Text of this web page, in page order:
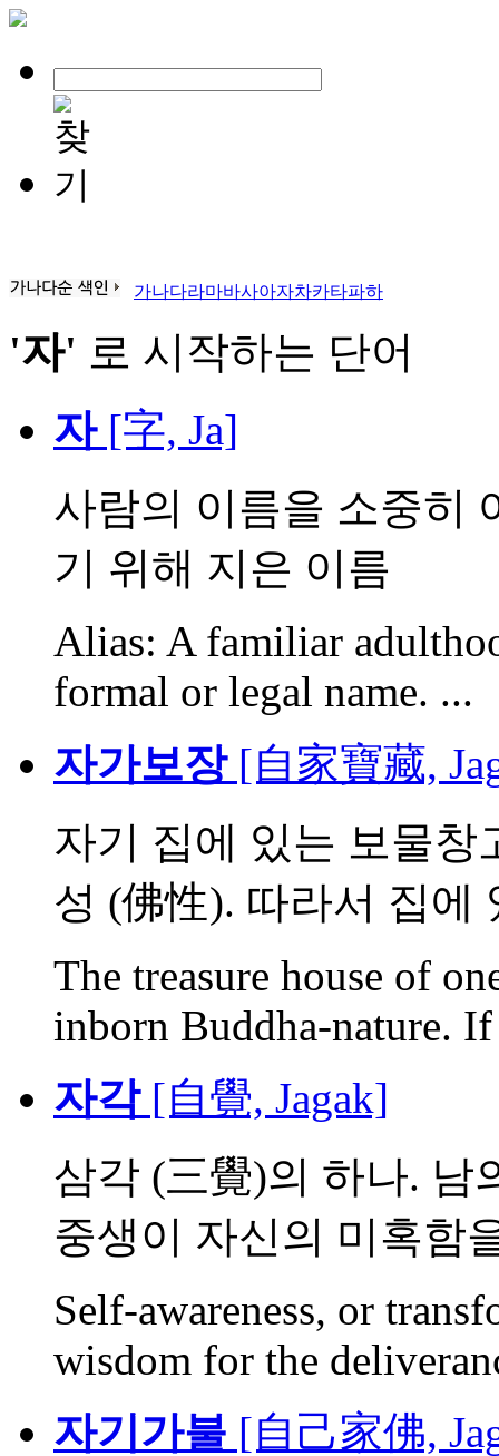
가나다라마바사아자차카타파하
'자' 로 시작하는 단어
자[字, Ja]
사람의 이름을 소중히
기 위해 지은 이름
Alias: A familiar
formal or legal name. ...
자가보장[自家寶藏,
자기 집에 있는 보물창
성 (佛性). 따라서 집에
The treasure house of
inborn Buddha-nature. If
자각[自覺, Jagak]
삼각 (三覺)의 하나. 남
중생이 자신의 미혹함
Self-awareness, or
wisdom for the
자기가불 [自己家佛,